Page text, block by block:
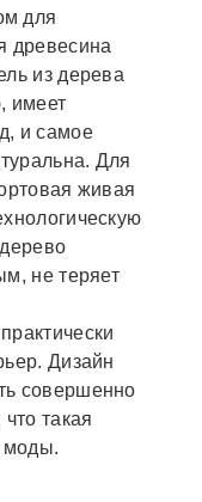
для
древесина
из дерева
имеет
и самое
Для
живая
не теряет
Дизайн
совершенно
такая
моды.